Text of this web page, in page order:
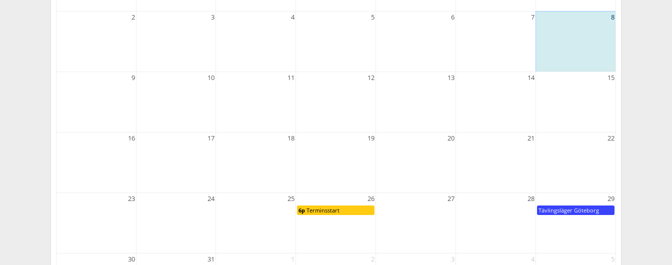
2 3 4 5 6 7 8
9 10 11 12 13 14 15
16 17 18 19 20 21 22
23 24 25 26 27 28 29
6p Terminsstart Tävlingsläger Göteborg
30 31 1 2 3 4 5